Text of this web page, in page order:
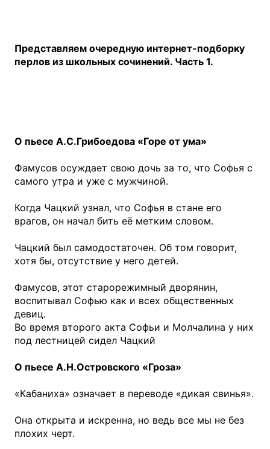
Представляем очередную интернет-подборку
перлов из школьных сочинений. Часть 1.
О пьесе А.С.Грибоедова «Горе от ума»
Фамусов осуждает свою дочь за то, что Софья с
самого утра и уже с мужчиной.
Когда Чацкий узнал, что Софья в стане его
врагов, он начал бить её метким словом.
Чацкий был самодостаточен. Об том говорит,
хотя бы, отсутствие у него детей.
Фамусов, этот старорежимный дворянин,
воспитывал Софью как и всех общественных
девиц.
Во время второго акта Софьи и Молчалина у них
под лестницей сидел Чацкий
О пьесе А.Н.Островского «Гроза»
«Кабаниха» означает в переводе «дикая свинья».
Она открыта и искренна, но ведь все мы не без
плохих черт.